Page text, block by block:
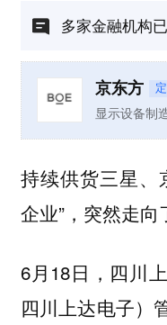
多家金融机构
京东方
显示设备制
持续供货三星、
企业”，突然走向
6月18日，四川
四川上达电子）